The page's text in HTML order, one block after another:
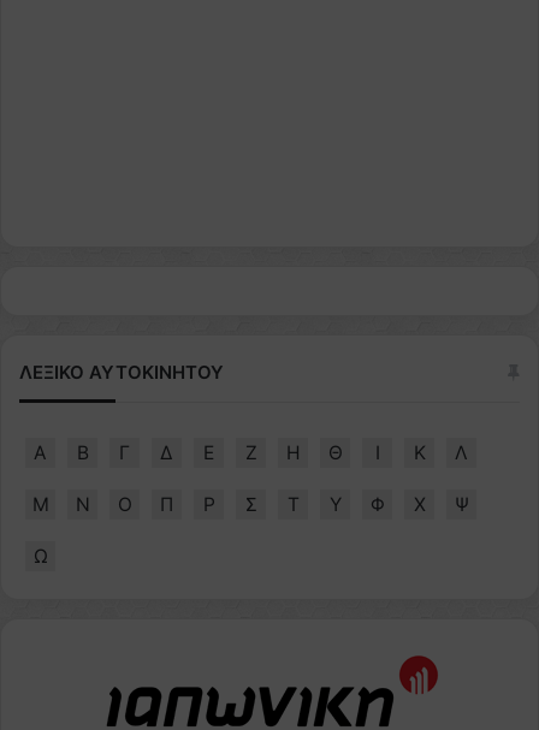
ΛΕΞΙΚΟ ΑΥΤΟΚΙΝΗΤΟΥ
Α Β Γ Δ Ε Ζ Η Θ Ι Κ Λ
Μ Ν Ο Π Ρ Σ Τ Υ Φ Χ Ψ
Ω